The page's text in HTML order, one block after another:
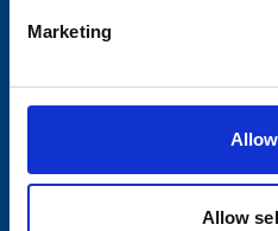
Marketing
Allow
Hovedkontor
87 120 120